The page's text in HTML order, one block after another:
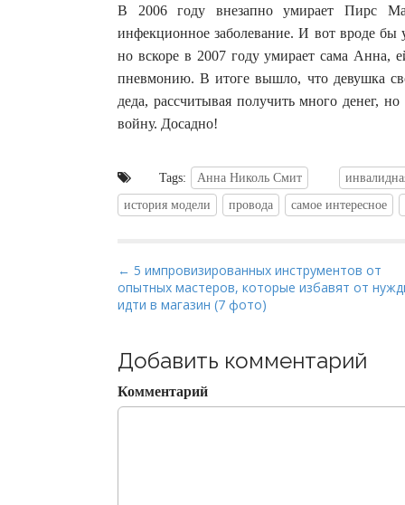
В 2006 году внезапно умирает Пирс
инфекционное заболевание. И вот вроде
но вскоре в 2007 году умирает сама Анна,
пневмонию. В итоге вышло, что девушка
деда, рассчитывая получить много денег,
войну. Досадно!
Tags: Анна Николь Смит
история модели
провода самое интересное
P
o
s
n
a
v
← 5 импровизированных инструментов от
опытных мастеров, которые избавят от
идти в магазин (7 фото)
Добавить комментарий
Комментарий